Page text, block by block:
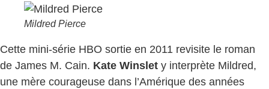
Mildred Pierce
Cette mini-série HBO sortie en 2011 revisite le roman
de James M. Cain. Kate Winslet y interprète Mildred,
une mère courageuse dans l’Amérique des années